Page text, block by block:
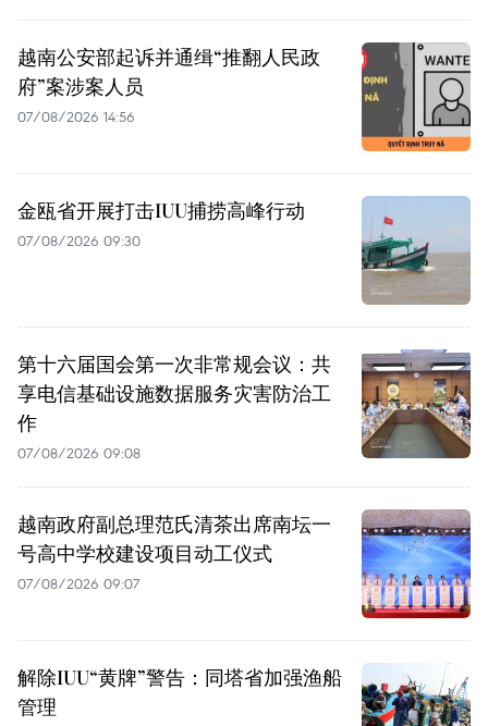
越南公安部起诉并通缉“推翻人民政
府”案涉案人员
07/08/2026 14:56
金瓯省开展打击IUU捕捞高峰行动
07/08/2026 09:30
第十六届国会第一次非常规会议：共
享电信基础设施数据服务灾害防治工
作
07/08/2026 09:08
越南政府副总理范氏清茶出席南坛一
号高中学校建设项目动工仪式
07/08/2026 09:07
解除IUU“黄牌”警告：同塔省加强渔船
管理